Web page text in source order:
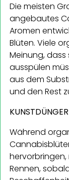
Die meisten
angebautes
Aromen
Blüten. Viele
Meinung, dass
ausspülen
aus dem
und den Rest
KUNSTDÜNGER
Während
Rennen,